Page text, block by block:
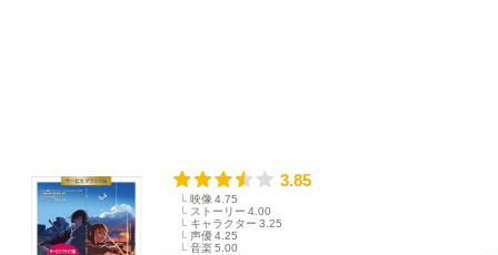
3.85
映像 4.75
ストーリー 4.00
キャラクター 3.25
声優4.25
音楽5.00